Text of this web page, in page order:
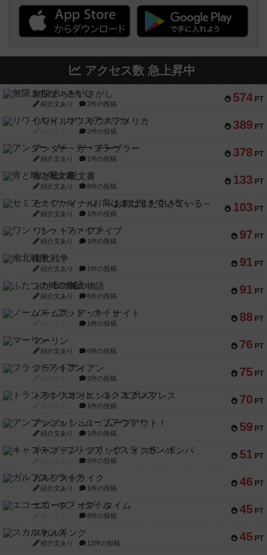
アクセス数 急上昇中
574 PT
無限まちがいさがし
紹介文あり 2件の投稿
389 PT
リワイルド：サウスアメリカ
2件の投稿
378 PT
アンダー・ザ・テーブラー
紹介文あり 1件の投稿
133 PT
宵と暁の呪文書
紹介文あり 8件の投稿
103 PT
セミファイナル ～お前はまだ生きている～
紹介文あり 1件の投稿
97 PT
ワン・トゥ・ファイブ
紹介文あり 1件の投稿
91 PT
南北戦争
紹介文あり 1件の投稿
91 PT
ふたつの城の物語
紹介文あり 6件の投稿
88 PT
ノームズ・アット・ナイト
1件の投稿
76 PT
マーリン
紹介文あり 6件の投稿
75 PT
フラットアイアン
2件の投稿
70 PT
トランスオリエント・エクスプレス
1件の投稿
59 PT
アンブッシュ！：ムーブアウト！
紹介文あり 1件の投稿
51 PT
キャプテン・フリップ：イスラ・ボンバ
2件の投稿
46 PT
ガルフストライク
紹介文あり 1件の投稿
45 PT
エコーズ・オブ・タイム
8件の投稿
45 PT
スカルキング
紹介文あり 12件の投稿